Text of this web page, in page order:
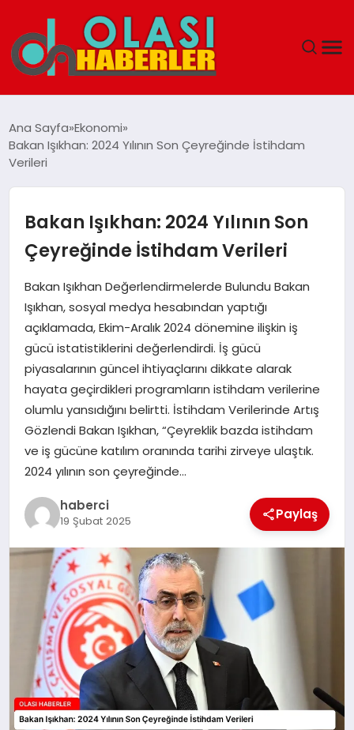
SPOR
TEKNOLOJI
YAŞAM
Ana Sayfa Ekonomi
Bakan Işıkhan: 2024 Yılının Son Çeyreğinde İstihdam
Verileri
Bakan Işıkhan: 2024 Yılının Son
Çeyreğinde İstihdam Verileri
Bakan Işıkhan Değerlendirmelerde Bulundu Bakan
Işıkhan, sosyal medya hesabından yaptığı
açıklamada, Ekim-Aralık 2024 dönemine ilişkin iş
gücü istatistiklerini değerlendirdi. İş gücü
piyasalarının güncel ihtiyaçlarını dikkate alarak
hayata geçirdikleri programların istihdam verilerine
olumlu yansıdığını belirtti. İstihdam Verilerinde Artış
Gözlendi Bakan Işıkhan, “Çeyreklik bazda istihdam
ve iş gücüne katılım oranında tarihi zirveye ulaştık.
2024 yılının son çeyreğinde…
haberci
19 Şubat 2025 Paylaş